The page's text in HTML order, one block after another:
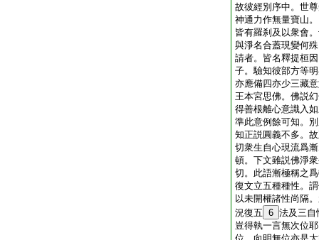
故彼經別序中。世
神通力作無量寶山
皆有羅刹及以衆會
與淨名合蓋現變何
請者。皆名釋提桓
子。驗知彼部方等
亦應備四亦少三藏
王本宮思佛。佛説
得善根離心意識入
準此意例餘可知。
知正説圓義不多。
切衆生自心現流爲
頓。下文雖説佛淨
切。此語漸極稱之
復文立五種種性。
以未開權諸性尚隔
況復五 6 法及三自
豈得執一言無次位